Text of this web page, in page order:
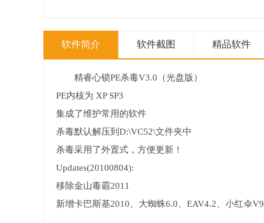
软件简介 软件截图 精品软件
精睿心锁PE杀毒V3.0（光盘版）
PE内核为 XP SP3
集成了维护常用的软件
杀毒默认解压到D:\VC52\文件夹中
杀毒采用了外置式，方便更新！
Updates(20100804):
移除金山毒霸2011
新增卡巴斯基2010、大蜘蛛6.0、EAV4.2、小红伞V9